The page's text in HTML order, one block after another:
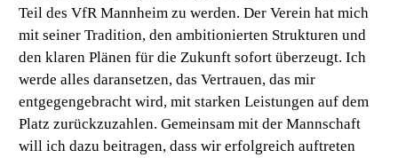
Teil des VfR Mannheim zu werden. Der Verein hat mich
mit seiner Tradition, den ambitionierten Strukturen und
den klaren Plänen für die Zukunft sofort überzeugt. Ich
werde alles daransetzen, das Vertrauen, das mir
entgegengebracht wird, mit starken Leistungen auf dem
Platz zurückzuzahlen. Gemeinsam mit der Mannschaft
will ich dazu beitragen, dass wir erfolgreich auftreten